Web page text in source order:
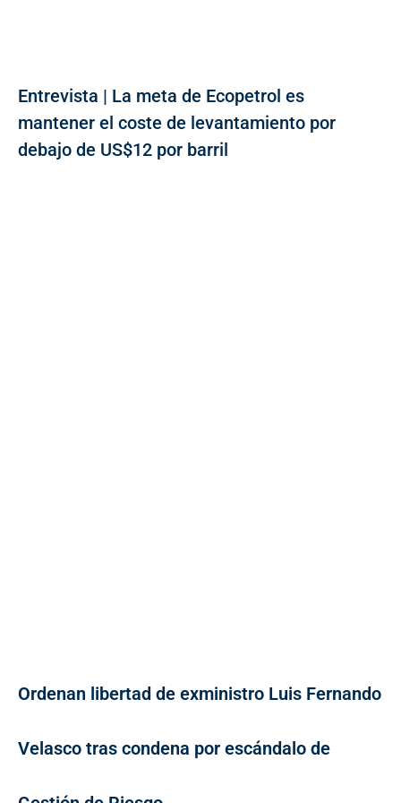
Entrevista | La meta de Ecopetrol es
mantener el coste de levantamiento por
debajo de US$12 por barril
Ordenan libertad de exministro Luis Fernando
Velasco tras condena por escándalo de